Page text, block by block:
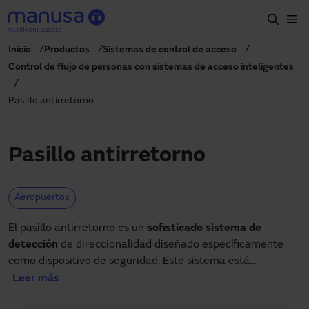
Skip to main content
Productos y sectores
Blog
Sobre nosotros
ES-LATAM
+34 935 915 700
Inicio Productos
Sistemas de control de acceso
Control de flujo de personas con sistemas de acceso inteligentes
Pasillo antirretorno
Pasillo antirretorno
Aeropuertos
El pasillo antirretorno es un sofisticado sistema de
detección de direccionalidad diseñado específicamente
como dispositivo de seguridad. Este sistema está
compuesto por dos puertas en esclusa con apertura
Leer más